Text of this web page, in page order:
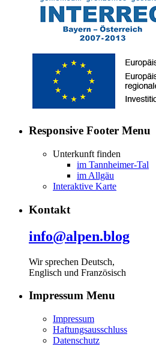
Responsive Footer Menu
Unterkunft finden
im Tannheimer-Tal
im Allgäu
Interaktive Karte
Kontakt
info@alpen.blog
Wir sprechen Deutsch,
Englisch und Französisch
Impressum Menu
Impressum
Haftungsausschluss
Datenschutz